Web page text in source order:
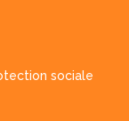
sociale